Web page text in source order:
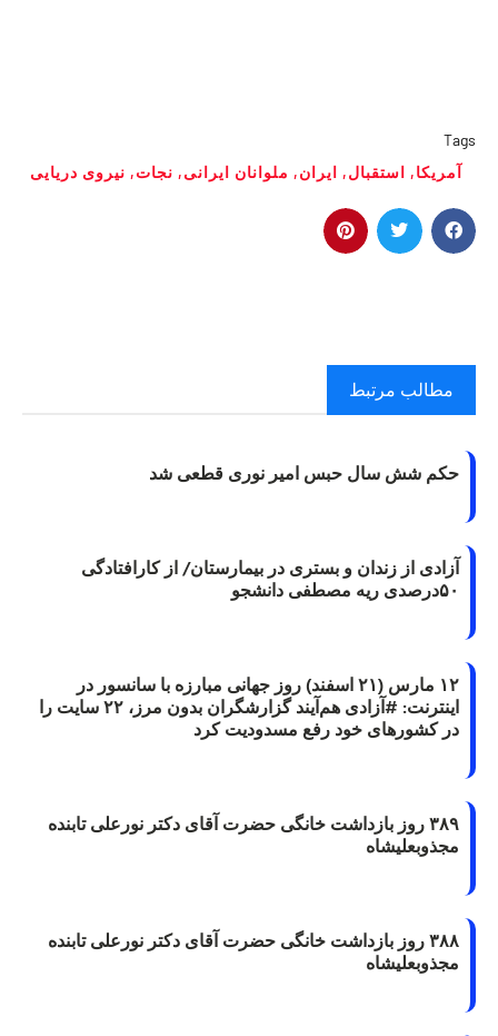
Tags
آمریکا, استقبال, ایران, ملوانان ایرانی, نجات, نیروی دریایی
مطالب مرتبط
حکم شش سال حبس امیر نوری قطعی شد
آزادی از زندان و بستری در بیمارستان/ از کارافتادگی
۵۰درصدی ریه مصطفی دانشجو
۱۲ مارس (۲۱ اسفند) روز جهانی مبارزه با سانسور در
اینترنت: #آزادی هم‌آیند گزارشگران‌ بدون مرز، ۲۲ سایت را
در کشورهای خود رفع مسدودیت کرد
۳۸۹ روز بازداشت خانگی حضرت آقای دکتر نورعلی تابنده
مجذوبعلیشاه
۳۸۸ روز بازداشت خانگی حضرت آقای دکتر نورعلی تابنده
مجذوبعلیشاه